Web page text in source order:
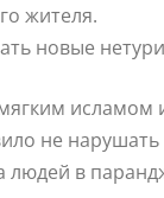
жителя.
новые
исламом
не нарушать
людей в